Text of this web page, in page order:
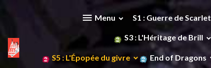
Menu S1 : Guerre de Scarlet
S3 : L'Héritage de Brill
S5 : L'Épopée du givre End of Dragons